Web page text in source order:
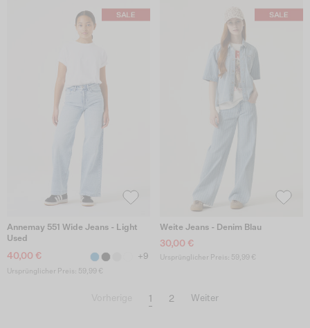
Annemay 551 Wide Jeans - Light
Used
40,00 € +9
Ursprünglicher Preis: 59,99 €
Weite Jeans - Denim Blau
30,00 €
Ursprünglicher Preis: 59,99 €
1 2 Weiter